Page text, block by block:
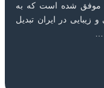
موفق شده است که به
زیبایی در ایران تبدیل
…